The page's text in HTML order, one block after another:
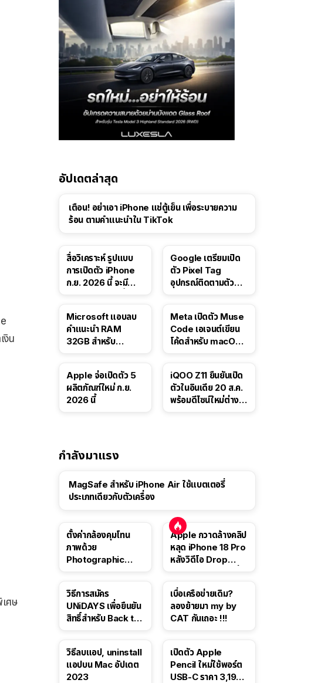
งิน
ศษ
อัปเดตล่าสุด
เตือน! อย่าเอา iPhone แช่ตู้เย็น เพื่อระบายความ
ร้อน ตามคำแนะนำใน TikTok
สื่อวิเคราะห์ รูปแบบ
การเปิดตัว iPhone
ก.ย. 2026 นี้ จะมี
Google เตรียมเปิด
ตัว Pixel Tag
อุปกรณ์ติดตามตัว
Microsoft แอบลบ
คำแนะนำ RAM
32GB สำหรับ
Meta เปิดตัว Muse
Code เอเจนต์เขียน
โค้ดสำหรับ macOS
Apple จ่อเปิดตัว 5
ผลิตภัณฑ์ใหม่ ก.ย.
2026 นี้
iQOO Z11 ยืนยันเปิด
ตัวในอินเดีย 20 ส.ค.
พร้อมดีไซน์ใหม่ต่าง
กำลังมาแรง
MagSafe สำหรับ iPhone Air ใช้แบตเตอรี่
ประเภทเดียวกับตัวเครื่อง
ตั้งค่ากล้องคุมโทน
ภาพด้วย
Photographic
Apple กวาดล้างคลิป
หลุด iPhone 18 Pro
หลังวิดีโอ Drop
วิธีการสมัคร
UNiDAYS เพื่อยืนยัน
สิทธิ์สำหรับ Back to
เบื่อเครือข่ายเดิม?
ลองย้ายมา my by
CAT กันเถอะ !!!
วิธีลบแอป, uninstall
แอปบน Mac อัปเดต
2023
เปิดตัว Apple
Pencil ใหม่ใช้พอร์ต
USB-C ราคา 3,190